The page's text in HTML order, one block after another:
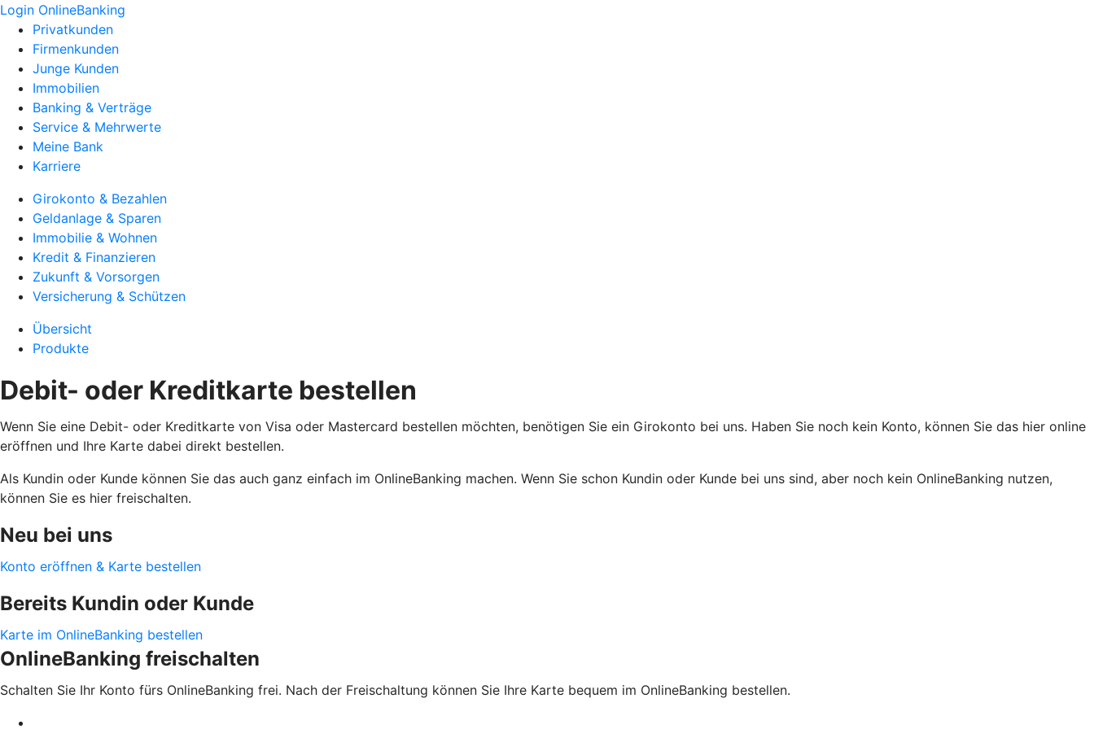
Login OnlineBanking
Privatkunden
Firmenkunden
Junge Kunden
Immobilien
Banking & Verträge
Service & Mehrwerte
Meine Bank
Karriere
Girokonto & Bezahlen
Geldanlage & Sparen
Immobilie & Wohnen
Kredit & Finanzieren
Zukunft & Vorsorgen
Versicherung & Schützen
Übersicht
Produkte
Debit- oder Kreditkarte bestellen
Wenn Sie eine Debit- oder Kreditkarte von Visa oder Mastercard bestellen möchten, benötigen Sie ein Girokonto bei uns. Haben Sie noch kein Konto, können Sie das hier online
eröffnen und Ihre Karte dabei direkt bestellen.
Als Kundin oder Kunde können Sie das auch ganz einfach im OnlineBanking machen. Wenn Sie schon Kundin oder Kunde bei uns sind, aber noch kein OnlineBanking nutzen,
können Sie es hier freischalten.
Neu bei uns
Konto eröffnen & Karte bestellen
Bereits Kundin oder Kunde
Karte im OnlineBanking bestellen
OnlineBanking freischalten
Schalten Sie Ihr Konto fürs OnlineBanking frei. Nach der Freischaltung können Sie Ihre Karte bequem im OnlineBanking bestellen.